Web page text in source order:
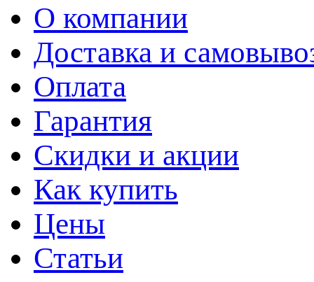
О компании
Доставка и
Оплата
Гарантия
Скидки и акции
Как купить
Цены
Статьи